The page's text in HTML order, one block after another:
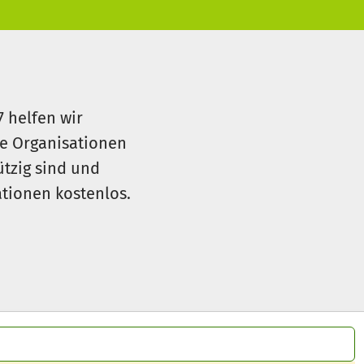
helfen wir
Organisationen
sind und
kostenlos.